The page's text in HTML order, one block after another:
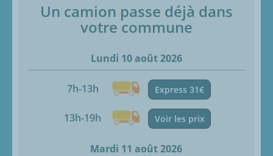
Un camion passe déjà dans
votre commune
Lundi 10 août 2026
7h-13h Express 31€
13h-19h Voir les prix
Mardi 11 août 2026